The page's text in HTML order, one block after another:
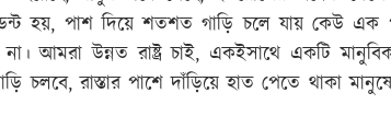
হয়, পাশ দিয়ে শতশত গাড়ি চলে যায় কেউ
আমরা উন্নত রাষ্ট্র চাই, একইসাথে একটি
চলবে, রাস্তার পাশে দাঁড়িয়ে হাত পেতে থাকা